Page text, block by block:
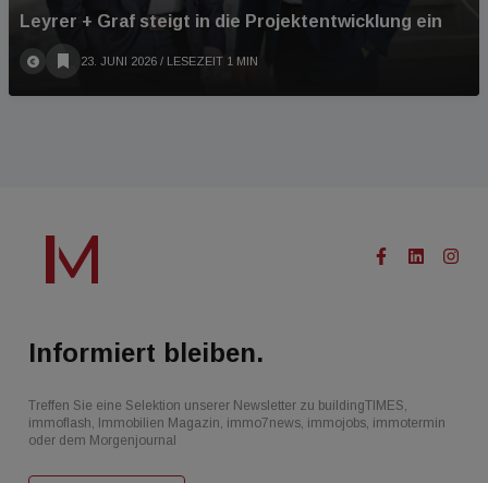
Leyrer + Graf steigt in die Projektentwicklung ein
23. JUNI 2026 / LESEZEIT 1 MIN
Informiert bleiben.
Treffen Sie eine Selektion unserer Newsletter zu buildingTIMES,
immoflash, Immobilien Magazin, immo7news, immojobs, immotermin
oder dem Morgenjournal